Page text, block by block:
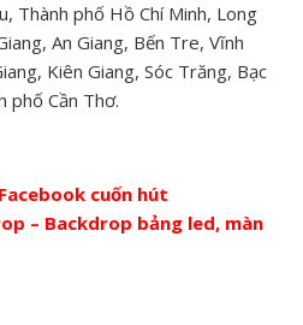
Thành phố Hồ Chí Minh, Long
An Giang, Bến Tre, Vĩnh
Kiên Giang, Sóc Trăng, Bạc
phố Cần Thơ.
cuốn hút
– Backdrop bảng led, màn